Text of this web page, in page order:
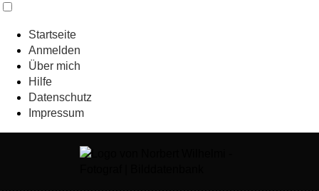
Startseite
Anmelden
Über mich
Hilfe
Datenschutz
Impressum